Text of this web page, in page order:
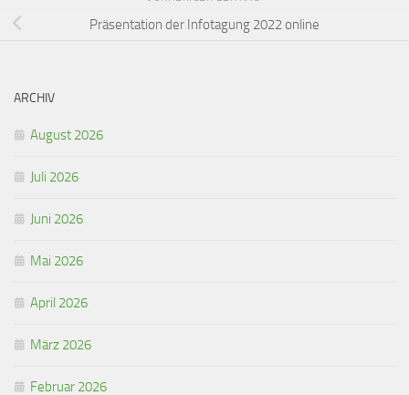
Präsentation der Infotagung 2022 online
ARCHIV
August 2026
Juli 2026
Juni 2026
Mai 2026
April 2026
März 2026
Februar 2026